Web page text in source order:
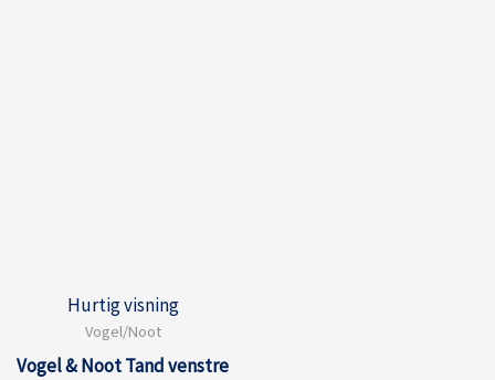
Hurtig visning
Vogel/Noot
Vogel & Noot Tand venstre